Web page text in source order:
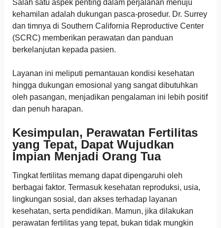
Salah satu aspek penting dalam perjalanan menuju
kehamilan adalah dukungan pasca-prosedur. Dr. Surrey
dan timnya di Southern California Reproductive Center
(SCRC) memberikan perawatan dan panduan
berkelanjutan kepada pasien.
Layanan ini meliputi pemantauan kondisi kesehatan
hingga dukungan emosional yang sangat dibutuhkan
oleh pasangan, menjadikan pengalaman ini lebih positif
dan penuh harapan.
Kesimpulan, Perawatan Fertilitas
yang Tepat, Dapat Wujudkan
Impian Menjadi Orang Tua
Tingkat fertilitas memang dapat dipengaruhi oleh
berbagai faktor. Termasuk kesehatan reproduksi, usia,
lingkungan sosial, dan akses terhadap layanan
kesehatan, serta pendidikan. Mamun, jika dilakukan
perawatan fertilitas yang tepat, bukan tidak mungkin